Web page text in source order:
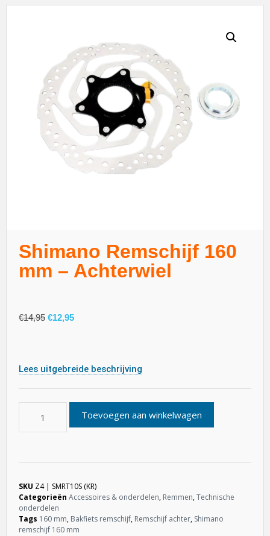
Shimano Remschijf 160
mm – Achterwiel
€14,95 €12,95
Lees uitgebreide beschrijving
Toevoegen aan winkelwagen
SKU Z4 | SMRT10S (KR)
Categorieën Accessoires & onderdelen, Remmen,Technische
onderdelen
Tags 160 mm, Bakfiets remschijf, Remschijf achter, Shimano
remschijf 160 mm